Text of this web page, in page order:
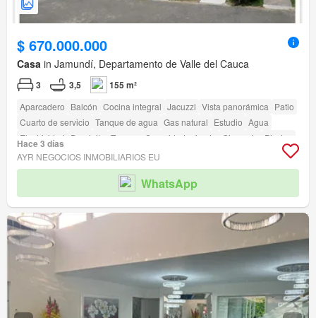
$ 670.000.000
Casa in Jamundí, Departamento de Valle del Cauca
3 3,5 155 m²
Aparcadero Balcón Cocina integral Jacuzzi Vista panorámica Patio
Cuarto de servicio Tanque de agua Gas natural Estudio Agua
Electricidad Depósito Terraza Seguridad privada Gimnasio
Piscina
Área infantil Sauna Estudio Jardín
Acceso para personas con discapacidad
Hace 3 días
AYR NEGOCIOS INMOBILIARIOS EU
WhatsApp